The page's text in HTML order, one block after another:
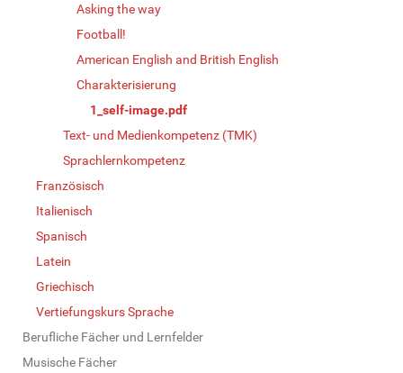
Asking the way
Football!
American English and British English
Charakterisierung
1_self-image.pdf
Text- und Medienkompetenz (TMK)
Sprachlernkompetenz
Französisch
Italienisch
Spanisch
Latein
Griechisch
Vertiefungskurs Sprache
Berufliche Fächer und Lernfelder
Musische Fächer